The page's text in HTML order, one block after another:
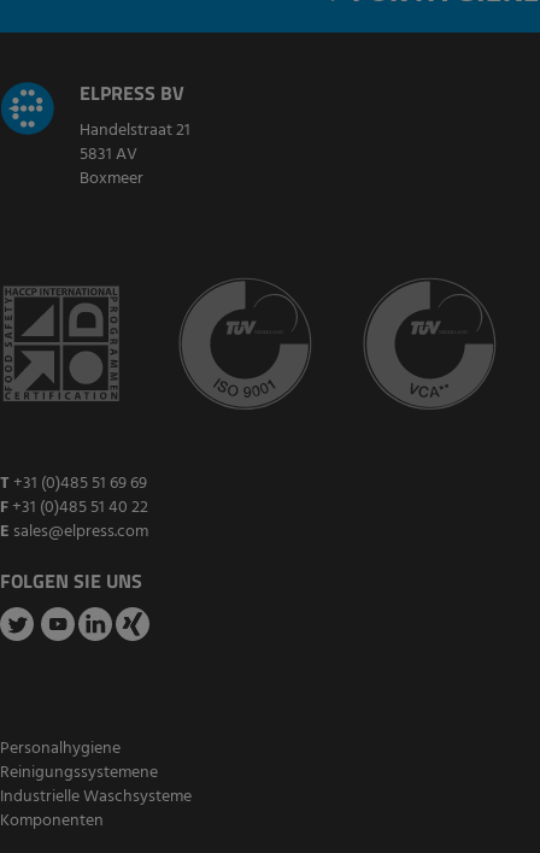
ELPRESS BV
Handelstraat 21
5831 AV
Boxmeer
T +31 (0)485 51 69 69
F+31 (0)485 51 40 22
E sales@elpress.com
FOLGEN SIE UNS
Personalhygiene
Reinigungssystemene
Industrielle Waschsysteme
Komponenten